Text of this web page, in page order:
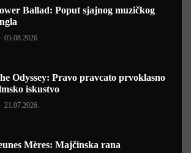
Ballad: Poput sjajnog muzičkog
05.08.2026.
Odyssey: Pravo pravcato prvoklasno
iskustvo
21.07.2026.
Mères: Majčinska rana